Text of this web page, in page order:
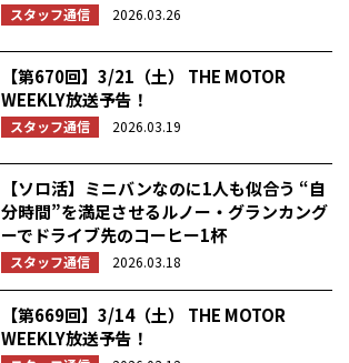
スタッフ通信 2026.03.26
【第670回】3/21（土） THE MOTOR
WEEKLY放送予告！
スタッフ通信 2026.03.19
【ソロ活】ミニバンなのに1人も似合う “自
分時間”を満足させるルノー・グランカング
ーでドライブ先のコーヒー1杯
スタッフ通信 2026.03.18
【第669回】3/14（土） THE MOTOR
WEEKLY放送予告！